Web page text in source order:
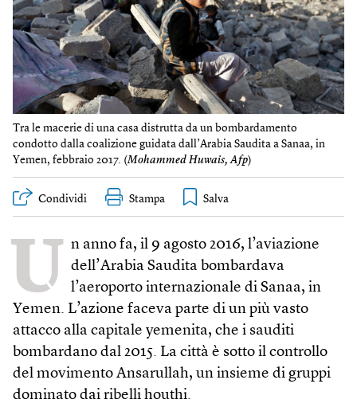
Tra le macerie di una casa distrutta da un bombardamento
condotto dalla coalizione guidata dall’Arabia Saudita a Sanaa, in
Yemen, febbraio 2017. (Mohammed Huwais, Afp)
Condividi Stampa
U n anno fa, il 9 agosto 2016, l’aviazione
dell’Arabia Saudita bombardava
l’aeroporto internazionale di Sanaa, in
Yemen. L’azione faceva parte di un più vasto
attacco alla capitale yemenita, che i sauditi
bombardano dal 2015. La città è sotto il controllo
del movimento Ansarullah, un insieme di gruppi
dominato dai ribelli houthi.